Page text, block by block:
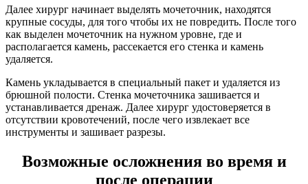
Далее хирург начинает выделять мочеточник, находятся
крупные сосуды, для того чтобы их не повредить. После того
как выделен мочеточник на нужном уровне, где и
располагается камень, рассекается его стенка и камень
удаляется.
Камень укладывается в специальный пакет и удаляется из
брюшной полости. Стенка мочеточника зашивается и
устанавливается дренаж. Далее хирург удостоверяется в
отсутствии кровотечений, после чего извлекает все
инструменты и зашивает разрезы.
Возможные осложнения во время и
после операции